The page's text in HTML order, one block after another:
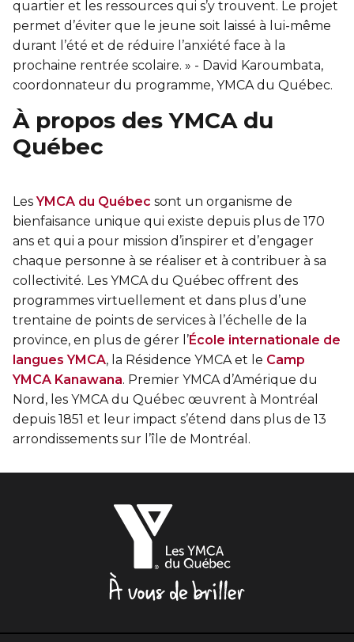
Zone accueil et découverte (ZAD)
ZONES JEUNESSE
Trouver une Zone jeunesse
quartier et les ressources qui s’y trouvent. Le projet
permet d’éviter que le jeune soit laissé à lui-même
durant l’été et de réduire l’anxiété face à la
prochaine rentrée scolaire. » - David Karoumbata,
coordonnateur du programme, YMCA du Québec.
À propos des YMCA du
Québec
LesYMCA du Québec sont un organisme de
bienfaisance unique qui existe depuis plus de 170
ans et qui a pour mission d’inspirer et d’engager
chaque personne à se réaliser et à contribuer à sa
collectivité. Les YMCA du Québec offrent des
programmes virtuellement et dans plus d’une
trentaine de points de services à l’échelle de la
province, en plus de gérer l’École internationale de
langues YMCA, la Résidence YMCA et le Camp
YMCA Kanawana. Premier YMCA d’Amérique du
Nord, les YMCA du Québec œuvrent à Montréal
depuis 1851 et leur impact s’étend dans plus de 13
arrondissements sur l’île de Montréal.